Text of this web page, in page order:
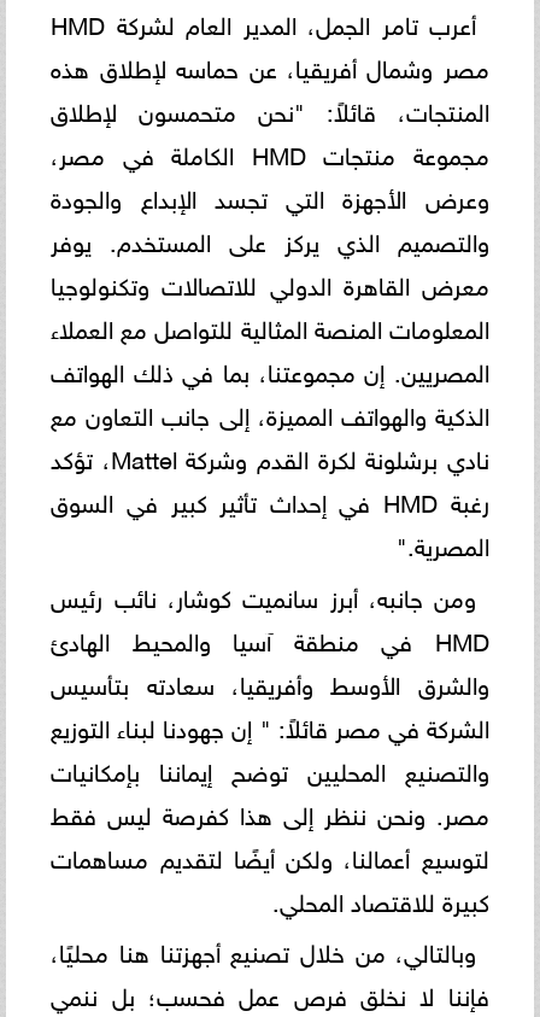
أعرب تامر الجمل، المدير العام لشركة HMD
مصر وشمال أفريقيا، عن حماسه لإطلاق هذه
المنتجات، قائلاً: "نحن متحمسون لإطلاق
مجموعة منتجات HMD الكاملة في مصر،
وعرض الأجهزة التي تجسد الإبداع والجودة
والتصميم الذي يركز على المستخدم. يوفر
معرض القاهرة الدولي للاتصالات وتكنولوجيا
المعلومات المنصة المثالية للتواصل مع العملاء
المصريين. إن مجموعتنا، بما في ذلك الهواتف
الذكية والهواتف المميزة، إلى جانب التعاون مع
نادي برشلونة لكرة القدم وشركة Mattel، تؤكد
رغبة HMD في إحداث تأثير كبير في السوق
المصرية."
ومن جانبه، أبرز سانميت كوشار، نائب رئيس
HMD في منطقة آسيا والمحيط الهادئ
والشرق الأوسط وأفريقيا، سعادته بتأسيس
الشركة في مصر قائلاً: " إن جهودنا لبناء التوزيع
والتصنيع المحليين توضح إيماننا بإمكانيات
مصر. ونحن ننظر إلى هذا كفرصة ليس فقط
لتوسيع أعمالنا، ولكن أيضًا لتقديم مساهمات
كبيرة للاقتصاد المحلي.
وبالتالي، من خلال تصنيع أجهزتنا هنا محليًا،
فإننا لا نخلق فرص عمل فحسب؛ بل ننمي